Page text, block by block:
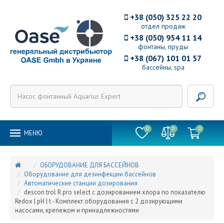
отдел продаж
+38 (050) 325 22 20
фонтаны, пруды
+38 (050) 954 11 14
бассейны, spa
+38 (067) 101 01 57
MEНЮ
0 0 0
ОБОРУДОВАНИЕ ДЛЯ БАССЕЙНОВ
Оборудование для дезинфекции бассейнов
Автоматические станции дозирования
descon trol R pro select с дозированием хлора по показателю
Redox | рН | t - Комплект оборудования с 2 дозирующими
насосами, крепежом и принадлежностями